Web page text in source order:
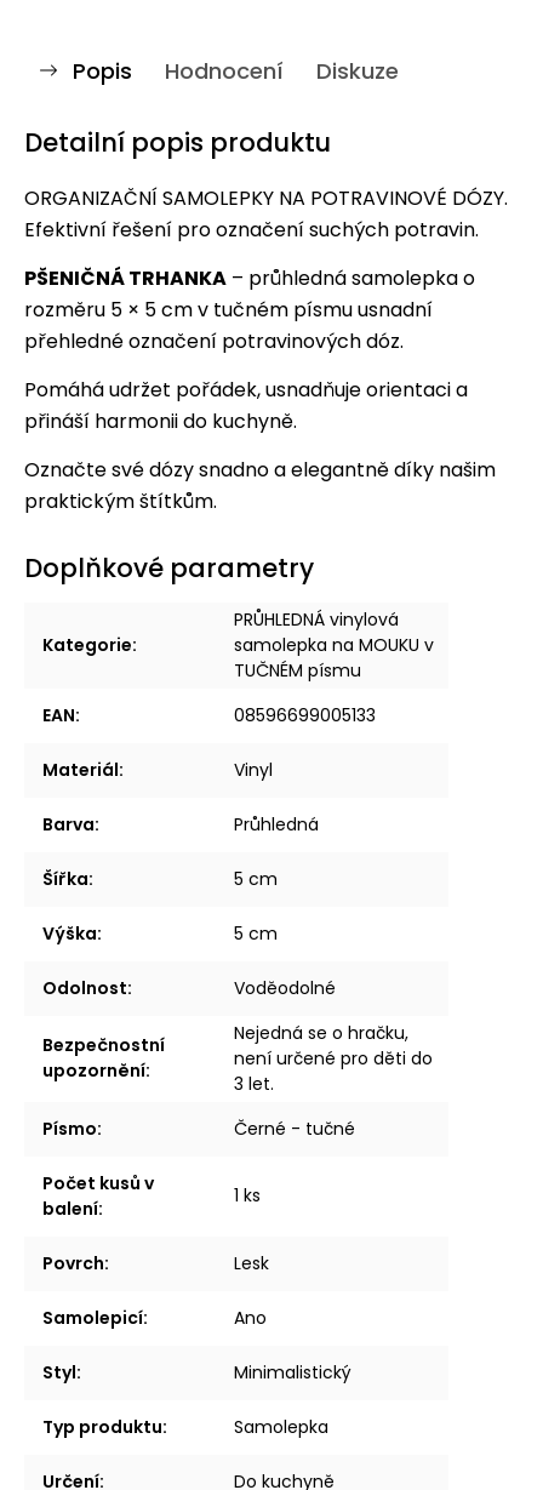
Popis Hodnocení Diskuze
Detailní popis produktu
ORGANIZAČNÍ SAMOLEPKY NA POTRAVINOVÉ DÓZY.
Efektivní řešení pro označení suchých potravin.
PŠENIČNÁ TRHANKA – průhledná samolepka o
rozměru 5 × 5 cm v tučném písmu usnadní
přehledné označení potravinových dóz.
Pomáhá udržet pořádek, usnadňuje orientaci a
přináší harmonii do kuchyně.
Označte své dózy snadno a elegantně díky našim
praktickým štítkům.
Doplňkové parametry
Kategorie:
PRŮHLEDNÁ vinylová
samolepka na MOUKU v
TUČNÉM písmu
EAN: 08596699005133
Materiál: Vinyl
Barva: Průhledná
Šířka: 5 cm
Výška: 5 cm
Odolnost: Voděodolné
Bezpečnostní
upozornění:
Nejedná se o hračku,
není určené pro děti do
3 let.
Písmo: Černé - tučné
Počet kusů v
balení:
1 ks
Povrch: Lesk
Samolepicí: Ano
Styl: Minimalistický
Typ produktu: Samolepka
Určení: Do kuchyně